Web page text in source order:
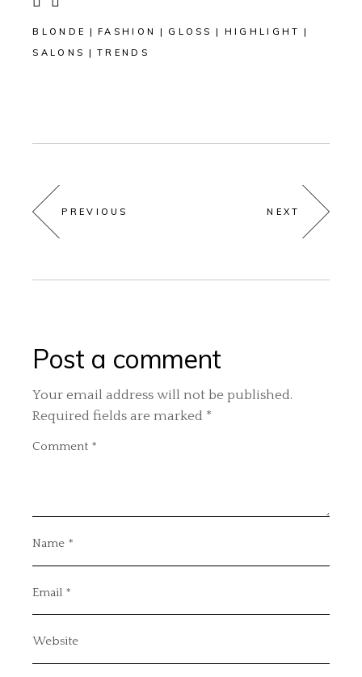
BLONDE FASHION GLOSS
HIGHLIGHT
SALONS
TRENDS
PREVIOUS NEXT
Post a comment
Your email address will not be published.
Required fields are marked *